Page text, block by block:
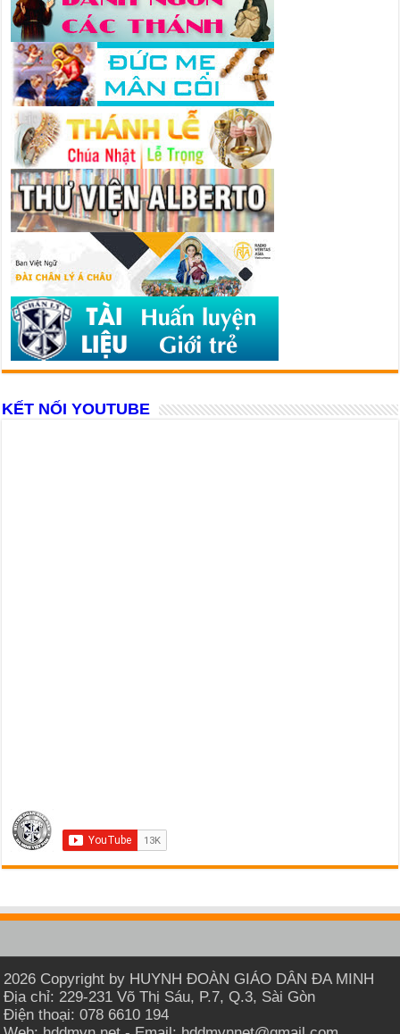
KẾT NỐI YOUTUBE
2026 Copyright by HUYNH ĐOÀN GIÁO DÂN ĐA MINH
Địa chỉ: 229-231 Võ Thị Sáu, P.7, Q.3, Sài Gòn
Điện thoại: 078 6610 194